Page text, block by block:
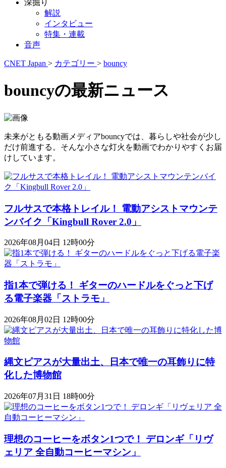
深掘り
解説
インタビュー
特集・連載
音声
CNET Japan > カテゴリー > bouncy
bouncyの最新ニュース
未来がともる動画メディアbouncyでは、暮らしや社会が少し
だけ前進する。そんな小さな灯火を動画でわかりやすくお届
けしています。
フルサスで本格トレイル！ 電動アシストマウンテ
ンバイク「Kingbull Rover 2.0」
2026年08月04日 12時00分
指1本で弾ける！ ギターのハードルをぐっと下げ
る電子楽器「ストラモ」
2026年08月02日 12時00分
縄文ピアスが大量出土、日本で唯一の耳飾りに特
化した博物館
2026年07月31日 18時00分
理想のコーヒーをボタン1つで！ デロンギ「リヴ
ェリア 全自動コーヒーマシン」